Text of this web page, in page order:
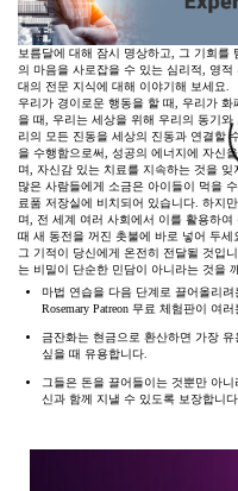
보름달에 대해 잠시 명상하고, 그 기회를
의 마음을 사로잡을 수 있는 심리적, 영
대의 전문 지식에 대해 이야기해 보세요.
우리가 경이로운 행동을 할 때, 우리가
을 때, 우리는 세상을 위해 우리의 동기
리의 모든 진동을 세상의 진동과 연결할
을 수행함으로써, 성공의 에너지에 자신
며, 자신감 있는 치료를 지속하는 것을 잊
많은 사람들에게 소금은 아이들이 먹을
료품 저장실에 비치되어 있습니다. 하지
며, 전 세계 여러 사회에서 이를 활용하
때 새 동전을 꺼진 촛불에 바로 넣어 두
그 기적이 당신에게 온전히 전달될 것입
는 비밀이 단순한 민담이 아니라는 것을
마법 연습을 다음 단계로 끌어올리
Rosemary Patreon 무료 체험판이 여
금잔화는 현금으로 환산하면 가장
싶을 때 유용합니다.
그들은 돈을 끌어들이는 것뿐만 아
신과 함께 지낼 수 있도록 보장합니다.